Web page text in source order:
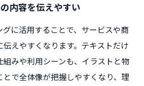
内容を伝えやすい
に活用することで、サービスや商
えやすくなります。テキストだけ
みや利用シーンも、イラストと物
で全体像が把握しやすくなり、理